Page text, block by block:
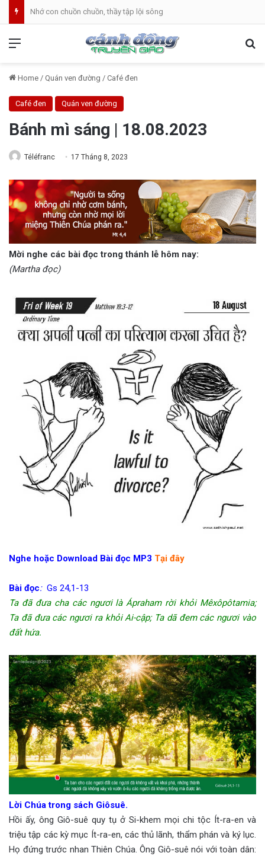
Nhớ con chuồn chuồn, thầy tập lội sông
Home / Quán ven đường / Café đen
Café đen Quán ven đường
Bánh mì sáng | 18.08.2023
Téléfranc 17 Tháng 8, 2023
Mời nghe các bài đọc trong thánh lễ hôm nay:
(Martha đọc)
Nghe hoặc Download Bài đọc MP3 Tại đây
Bài đọc: Gs 24,1-13
Ta đã đưa cha các ngươi là Ápraham rời khỏi Mêxôpôtamia;
Ta đã đưa các ngươi ra khỏi Ai-cập; Ta dã đem các ngươi vào
đất hứa.
Lời Chúa trong sách Giôsuê.
Hồi ấy, ông Giô-suê quy tụ ở Si-khem mọi chi tộc Ít-ra-en và
triệu tập các kỳ mục Ít-ra-en, các thủ lãnh, thẩm phán và ký lục.
Họ đứng trước nhan Thiên Chúa. Ông Giô-suê nói với toàn dân: